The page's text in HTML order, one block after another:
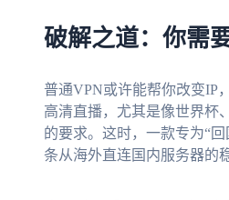
破解之道：你需
普通VPN或许能帮你改变IP
高清直播，尤其是像世界杯
的要求。这时，一款专为“
条从海外直连国内服务器的